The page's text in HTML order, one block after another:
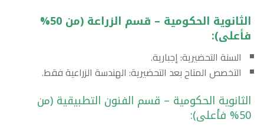
الثانوية الحكومية – قسم الزراعة (من 50%
فأعلى):
السنة التحضيرية: إجبارية.
التخصص المتاح بعد التحضيرية: الهندسة الزراعية فقط.
الثانوية الحكومية – قسم الفنون التطبيقية (من
50% فأعلى):